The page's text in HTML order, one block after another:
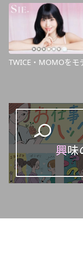
TWICE・MOMOをモ